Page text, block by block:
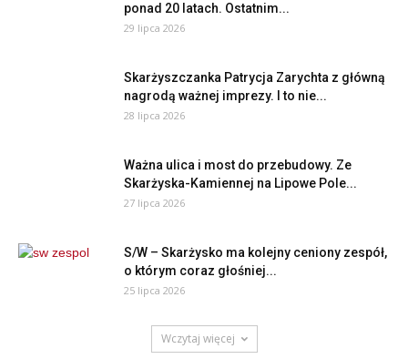
ponad 20 latach. Ostatnim...
29 lipca 2026
Skarżyszczanka Patrycja Zarychta z główną
nagrodą ważnej imprezy. I to nie...
28 lipca 2026
Ważna ulica i most do przebudowy. Ze
Skarżyska-Kamiennej na Lipowe Pole...
27 lipca 2026
S/W – Skarżysko ma kolejny ceniony zespół,
o którym coraz głośniej...
25 lipca 2026
Wczytaj więcej